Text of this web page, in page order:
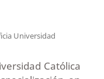
Universidad
Católica